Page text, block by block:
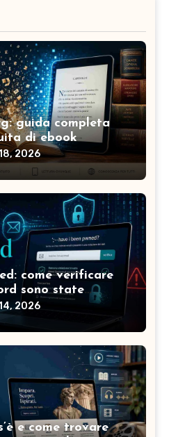
guida completa
di ebook
2026
come verificare
sono state
2026
e come trovare